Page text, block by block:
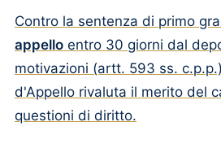
Contro la sentenza di primo
appello entro 30 giorni dal
motivazioni (artt. 593 ss.
d'Appello rivaluta il merito del
questioni di diritto.